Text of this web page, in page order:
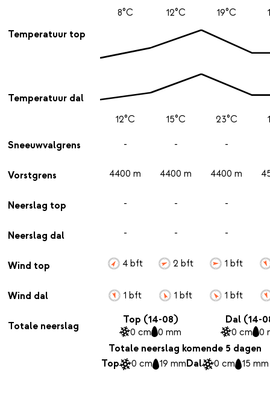
Temperatuur top
Temperatuur dal
Sneeuwvalgrens
Vorstgrens
Neerslag top
Neerslag dal
Wind top
Wind dal
Totale neerslag
8°C
12°C
-
4400 m
-
-
4 bft
1 bft
12°C
15°C
-
4400 m
-
-
2 bft
1 bft
19°C
23°C
-
4400 m
-
-
1 bft
1 bft
Top (14-08)
0 cm 0 mm
Dal (14-
0 cm 0
Totale neerslag komende 5 dagen
Top
0 cm 19 mmDal 0 cm 15 mm